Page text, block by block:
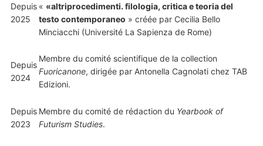
Depuis
2025
« «altriprocedimenti. filologia, critica e teoria del
testo contemporaneo » créée par Cecilia Bello
Minciacchi (Université La Sapienza de Rome)
Depuis
2024
Membre du comité scientifique de la collection
Fuoricanone, dirigée par Antonella Cagnolati chez TAB
Edizioni.
Depuis
2023
Membre du comité de rédaction du Yearbook of
Futurism Studies.